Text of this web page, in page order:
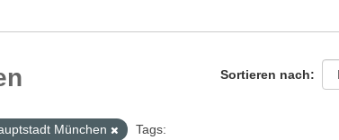
Sortieren nach
München
Tags: